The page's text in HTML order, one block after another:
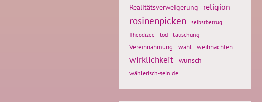
Realitätsverweigerung religion
rosinenpicken
selbstbetrug
Theodizee
tod täuschung
Vereinnahmung wahl weihnachten
wirklichkeit wunsch
wählerisch-sein.de